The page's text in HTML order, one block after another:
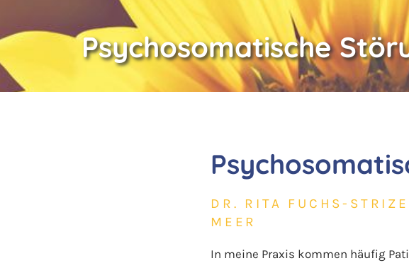
Psychosomatische
DR. RITA FUCHS-
MEER
In meine Praxis kommen häufig